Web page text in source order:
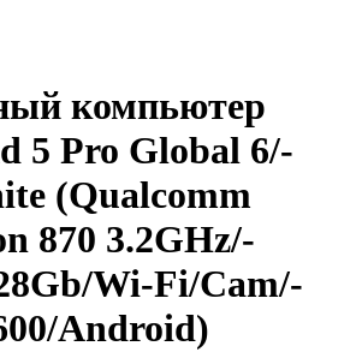
компьютер
5 Pro Global 6/­
(Qualcomm
870 3.2GHz/­
­Wi-Fi/­Cam/­
­Android)